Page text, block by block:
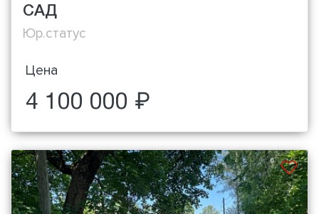
САД
Юр.статус
Цена
4 100 000 ₽